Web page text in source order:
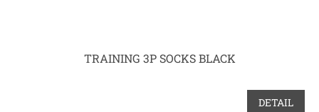
TRAINING 3P SOCKS BLACK
DETAIL